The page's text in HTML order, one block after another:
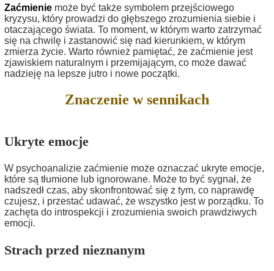
Zaćmienie może być także symbolem przejściowego
kryzysu, który prowadzi do głębszego zrozumienia siebie i
otaczającego świata. To moment, w którym warto zatrzymać
się na chwilę i zastanowić się nad kierunkiem, w którym
zmierza życie. Warto również pamiętać, że zaćmienie jest
zjawiskiem naturalnym i przemijającym, co może dawać
nadzieję na lepsze jutro i nowe początki.
Znaczenie w sennikach
Ukryte emocje
W psychoanalizie zaćmienie może oznaczać ukryte emocje,
które są tłumione lub ignorowane. Może to być sygnał, że
nadszedł czas, aby skonfrontować się z tym, co naprawdę
czujesz, i przestać udawać, że wszystko jest w porządku. To
zachęta do introspekcji i zrozumienia swoich prawdziwych
emocji.
Strach przed nieznanym